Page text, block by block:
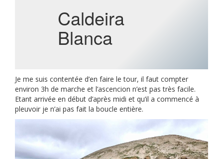
Caldeira
Blanca
Je me suis contentée d’en faire le tour, il faut compter
environ 3h de marche et l’ascencion n’est pas très facile.
Etant arrivée en début d’après midi et qu’il a commencé à
pleuvoir je n’ai pas fait la boucle entière.